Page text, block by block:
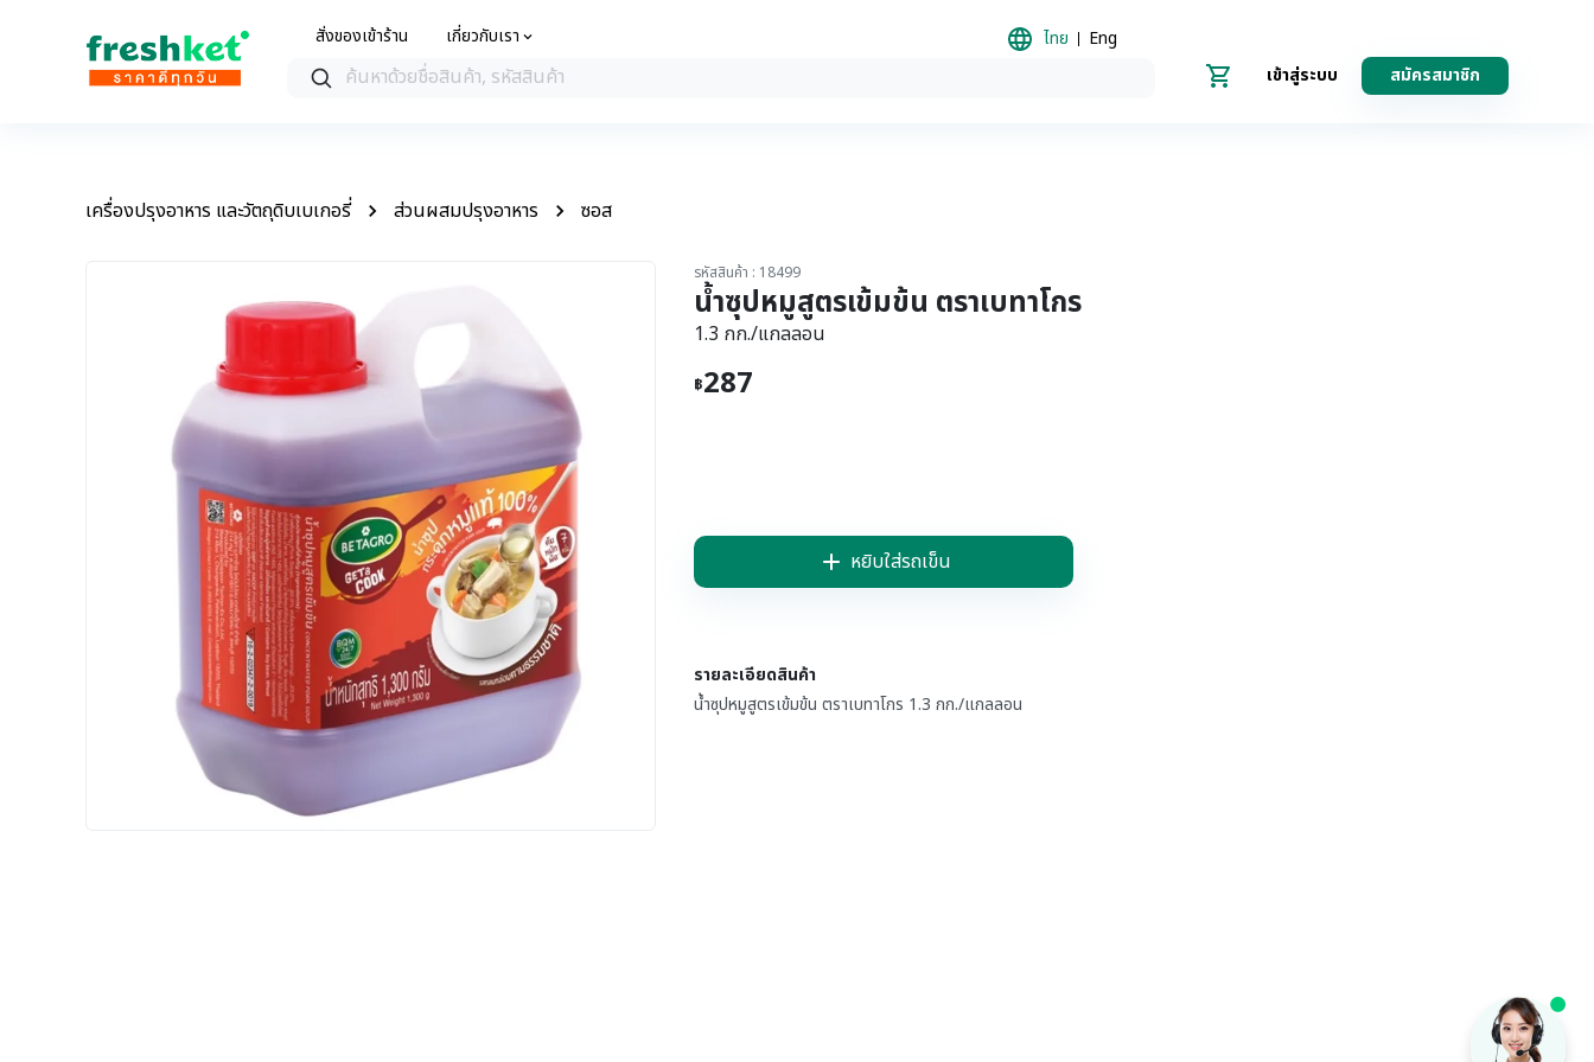
สั่งของเข้าร้าน เกี่ยวกับเรา ไทย
Eng
เข้าสู่ระบบ
สมัครสมาชิก
เครื่องปรุงอาหาร และวัตถุดิบเบเกอรี่ ส่วนผสมปรุงอาหาร ซอส
รหัสสินค้า : 18499
น้ำซุปหมูสูตรเข้มข้น ตราเบทาโกร
1.3 กก./แกลลอน
฿287
หยิบใส่รถเข็น
รายละเอียดสินค้า
น้ำซุปหมูสูตรเข้มข้น ตราเบทาโกร 1.3 กก./แกลลอน